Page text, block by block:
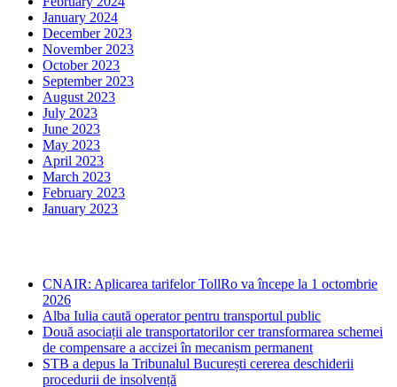
January 2024
December 2023
November 2023
October 2023
September 2023
August 2023
July 2023
June 2023
May 2023
April 2023
March 2023
February 2023
January 2023
CNAIR: Aplicarea tarifelor TollRo va începe la 1 octombrie
2026
Alba Iulia caută operator pentru transportul public
Două asociații ale transportatorilor cer transformarea schemei
de compensare a accizei în mecanism permanent
STB a depus la Tribunalul București cererea deschiderii
procedurii de insolvență